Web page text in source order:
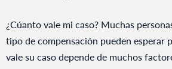
¿Cúanto vale mi caso? Muchas
tipo de compensación pueden esperar
vale su caso depende de muchos